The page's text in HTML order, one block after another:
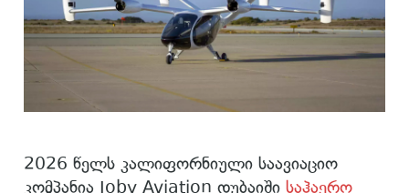
2026 წელს კალიფორნიული საავიაციო
კომპანია Joby Aviation დუბაიში საჰაერო